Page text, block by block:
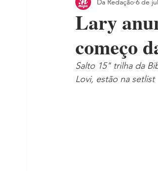
looks podcast
Lary
começo
Salto 15" trilha da
Lovi, estão na setlist